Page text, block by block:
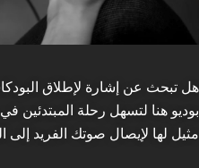
هل تبحث عن إشارة لإطلاق
بوديو هنا لتسهل رحلة المبتدئين
مثيل لها لإيصال صوتك الفريد إلى